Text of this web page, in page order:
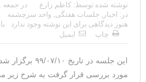
نوشته شده توسط: کاظم زارع در جمعه 11 مهر 1399
در: اخبار , جلسات هفتگی, واحد سرچشمه
هنوز دیدگاهی برای این نوشته وجود ندارد
چاپ
ایمیل
این جلسه در
مورد بررسی قرار گرفت به شرح زیر